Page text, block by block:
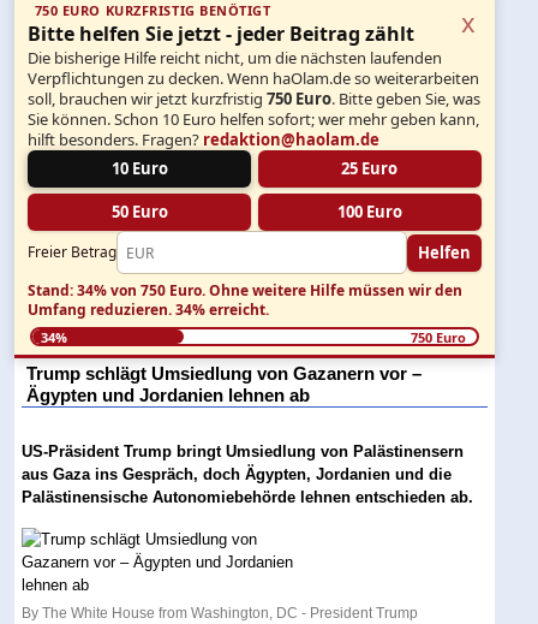
750 EURO KURZFRISTIG BENÖTIGT
Bitte helfen Sie jetzt - jeder Beitrag zählt
Die bisherige Hilfe reicht nicht, um die nächsten laufenden
Verpflichtungen zu decken. Wenn haOlam.de so weiterarbeiten
soll, brauchen wir jetzt kurzfristig750 Euro. Bitte geben Sie, was
Sie können. Schon 10 Euro helfen sofort; wer mehr geben kann,
hilft besonders. Fragen? redaktion@haolam.de
10 Euro
25 Euro
50 Euro 100 Euro
Freier Betrag Helfen
x
Stand: 34% von 750 Euro.Ohne weitere Hilfe müssen wir den
Umfang reduzieren.34% erreicht.
34% 750 Euro
Trump schlägt Umsiedlung von Gazanern vor –
Ägypten und Jordanien lehnen ab
US-Präsident Trump bringt Umsiedlung von Palästinensern
aus Gaza ins Gespräch, doch Ägypten, Jordanien und die
Palästinensische Autonomiebehörde lehnen entschieden ab.
By The White House from Washington, DC - President Trump